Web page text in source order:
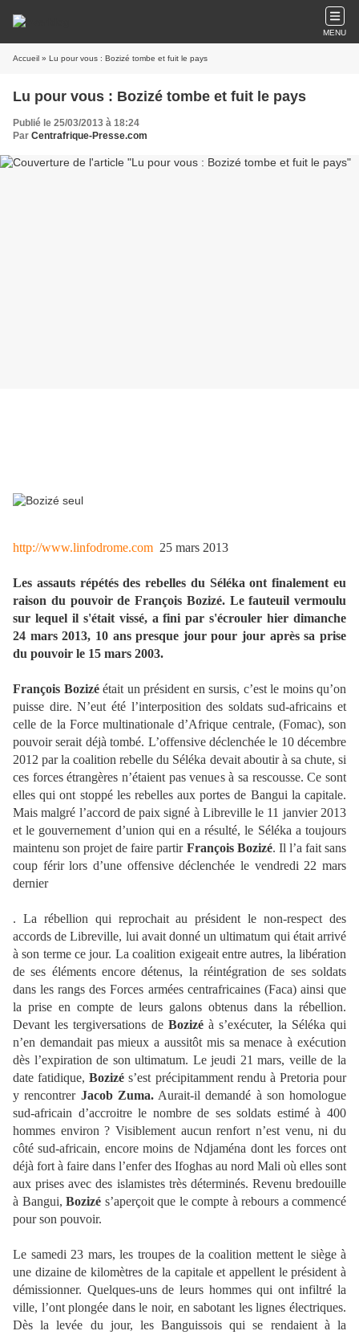
MENU
Accueil » Lu pour vous : Bozizé tombe et fuit le pays
Lu pour vous : Bozizé tombe et fuit le pays
Publié le 25/03/2013 à 18:24
Par Centrafrique-Presse.com
http://www.linfodrome.com 25 mars 2013
Les assauts répétés des rebelles du Séléka ont finalement eu
raison du pouvoir de François Bozizé. Le fauteuil vermoulu
sur lequel il s'était vissé, a fini par s'écrouler hier dimanche
24 mars 2013, 10 ans presque jour pour jour après sa prise
du pouvoir le 15 mars 2003.
François Bozizéétait un président en sursis, c’est le moins qu’on
puisse dire. N’eut été l’interposition des soldats sud-africains et
celle de la Force multinationale d’Afrique centrale, (Fomac), son
pouvoir serait déjà tombé. L’offensive déclenchée le 10 décembre
2012 par la coalition rebelle du Séléka devait aboutir à sa chute, si
ces forces étrangères n’étaient pas venues à sa rescousse. Ce sont
elles qui ont stoppé les rebelles aux portes de Bangui la capitale.
Mais malgré l’accord de paix signé à Libreville le 11 janvier 2013
et le gouvernement d’union qui en a résulté, le Séléka a toujours
maintenu son projet de faire partir François Bozizé. Il l’a fait sans
coup férir lors d’une offensive déclenchée le vendredi 22 mars
dernier
. La rébellion qui reprochait au président le non-respect des
accords de Libreville, lui avait donné un ultimatum qui était arrivé
à son terme ce jour. La coalition exigeait entre autres, la libération
de ses éléments encore détenus, la réintégration de ses soldats
dans les rangs des Forces armées centrafricaines (Faca) ainsi que
la prise en compte de leurs galons obtenus dans la rébellion.
Devant les tergiversations de Bozizéà s’exécuter, la Séléka qui
n’en demandait pas mieux a aussitôt mis sa menace à exécution
dès l’expiration de son ultimatum. Le jeudi 21 mars, veille de la
date fatidique,Bozizé s’est précipitamment rendu à Pretoria pour
y rencontrer Jacob Zuma.Aurait-il demandé à son homologue
sud-africain d’accroitre le nombre de ses soldats estimé à 400
hommes environ ? Visiblement aucun renfort n’est venu, ni du
côté sud-africain, encore moins de Ndjaména dont les forces ont
déjà fort à faire dans l’enfer des Ifoghas au nord Mali où elles sont
aux prises avec des islamistes très déterminés. Revenu bredouille
à Bangui, Bozizé s’aperçoit que le compte à rebours a commencé
pour son pouvoir.
Le samedi 23 mars, les troupes de la coalition mettent le siège à
une dizaine de kilomètres de la capitale et appellent le président à
démissionner. Quelques-uns de leurs hommes qui ont infiltré la
ville, l’ont plongée dans le noir, en sabotant les lignes électriques.
Dès la levée du jour, les Banguissois qui se rendaient à la